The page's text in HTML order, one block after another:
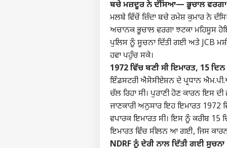
ਬਚੇ ਮਜ਼ਦੂਰ ਨੇ ਦੱਸਿਆ— ਭੂਚਾਲ
ਮਲਬੇ ਵਿੱਚੋਂ ਜ਼ਿੰਦਾ ਬਚੇ ਰਮੇਸ਼ ਕੁਮਾਰ ਨੇ
ਅਚਾਨਕ ਭੂਚਾਲ ਵਰਗਾ ਝਟਕਾ ਮਹਿਸੂਸ
ਪੁਲਿਸ ਨੂੰ ਸੂਚਨਾ ਦਿੱਤੀ ਗਈ ਅਤੇ JCB
ਹਵਾ ਪਹੁੰਚ ਸਕੇ।
1972 ਵਿੱਚ ਬਣੀ ਸੀ ਇਮਾਰਤ, 15
ਇੰਡਸਟਰੀ ਐਸੋਸੀਏਸ਼ਨ ਦੇ ਪ੍ਰਧਾਨ
ਚੱਲ ਰਿਹਾ ਸੀ। ਪੁਰਾਣੀ ਹੋਣ ਕਾਰਨ ਇਸ
ਜਾਣਕਾਰੀ ਅਨੁਸਾਰ ਇਹ ਇਮਾਰਤ 1972
ਵਪਾਰਕ ਇਮਾਰਤ ਸੀ। ਇਸ ਨੂੰ ਕਰੀਬ 15
ਇਮਾਰਤ ਵਿੱਚ ਸੀਲਨ ਆ ਗਈ, ਜਿਸ
NDRF ਨੂੰ ਦੇਰੀ ਨਾਲ ਦਿੱਤੀ ਗਈ ਸੂਚਨਾ
ਹੈਲੋ ਗੈਸਟ
ਸਾਡੇ ਬਾਰੇ
ਕਰੀਅਰ
ਇਸ਼ਤਿਹਾਰ ਦਿਓ
ਸਾਨੂੰ ਸੰਪਰਕ ਕਰੋ
ਪ੍ਰਾਈਵੇਸੀ ਪਾਲਿਸੀ
ਫੀਡਬੈਕ ਦਿਓ
ਟੌਪ
ਦੇਸ਼